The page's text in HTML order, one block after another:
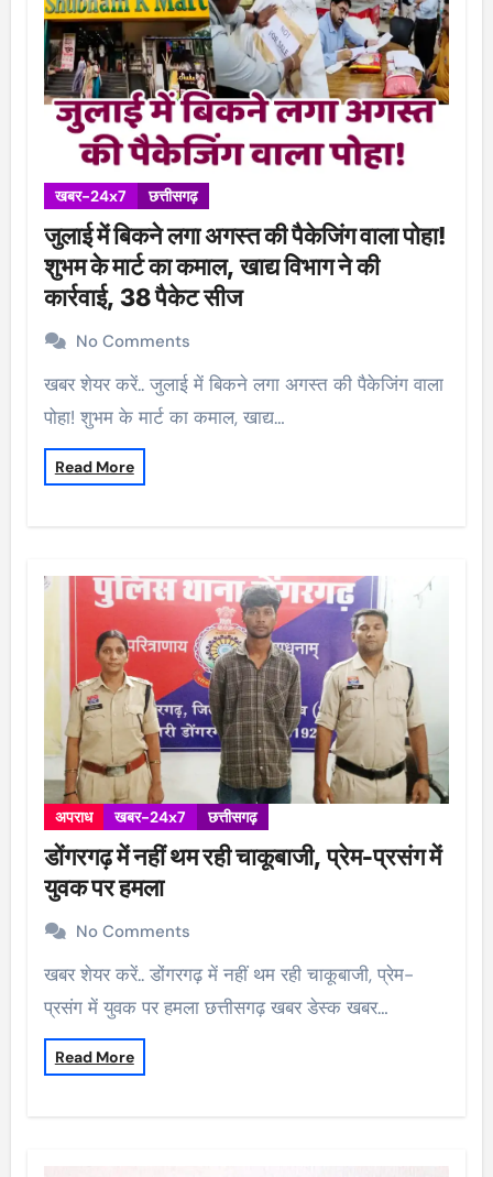
खबर-24x7 छत्तीसगढ़
जुलाई में बिकने लगा अगस्त की पैकेजिंग वाला पोहा!
शुभम के मार्ट का कमाल, खाद्य विभाग ने की
कार्रवाई, 38 पैकेट सीज
No Comments
खबर शेयर करें.. जुलाई में बिकने लगा अगस्त की पैकेजिंग वाला
पोहा! शुभम के मार्ट का कमाल, खाद्य…
Read More
अपराध खबर-24x7 छत्तीसगढ़
डोंगरगढ़ में नहीं थम रही चाकूबाजी, प्रेम-प्रसंग में
युवक पर हमला
No Comments
खबर शेयर करें.. डोंगरगढ़ में नहीं थम रही चाकूबाजी, प्रेम-
प्रसंग में युवक पर हमला छत्तीसगढ़ खबर डेस्क खबर…
Read More